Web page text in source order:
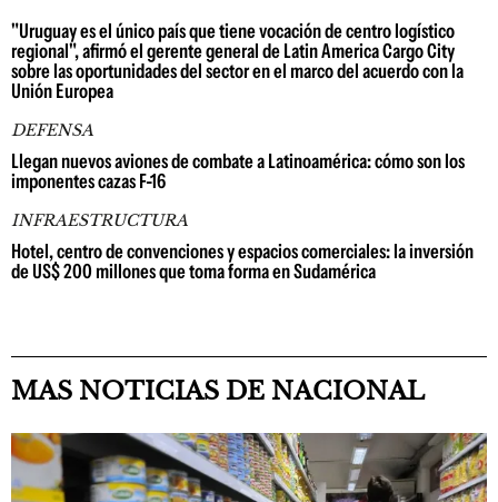
"Uruguay es el único país que tiene vocación de centro logístico
regional", afirmó el gerente general de Latin America Cargo City
sobre las oportunidades del sector en el marco del acuerdo con la
Unión Europea
DEFENSA
Llegan nuevos aviones de combate a Latinoamérica: cómo son los
imponentes cazas F-16
INFRAESTRUCTURA
Hotel, centro de convenciones y espacios comerciales: la inversión
de US$ 200 millones que toma forma en Sudamérica
MAS NOTICIAS DE NACIONAL